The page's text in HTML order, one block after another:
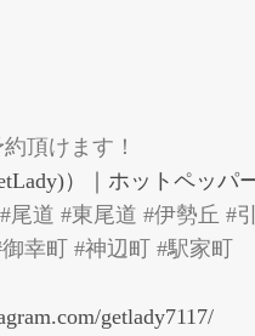
頂けます！
）｜ホットペッパ
#東尾道 #伊勢丘 #引
幸町 #神辺町 #駅家町
getlady7117/